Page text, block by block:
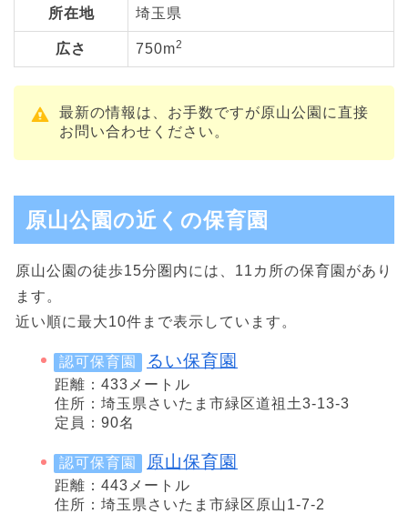
所在地 埼玉県
広さ 750m2
最新の情報は、お手数ですが原山公園に直接
お問い合わせください。
原山公園の近くの保育園
原山公園の徒歩15分圏内には、11カ所の保育園があり
ます。
近い順に最大10件まで表示しています。
認可保育園 るい保育園
距離：433メートル
住所：埼玉県さいたま市緑区道祖土3-13-3
定員：90名
認可保育園 原山保育園
距離：443メートル
住所：埼玉県さいたま市緑区原山1-7-2